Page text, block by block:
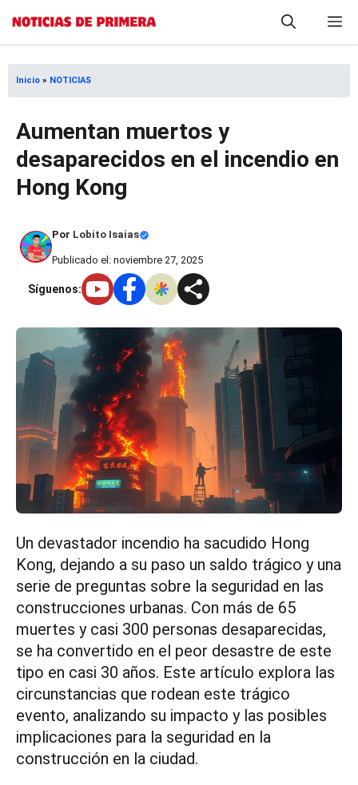
Saltar
contenido
Inicio » NOTICIAS
Aumentan muertos y
desaparecidos en el incendio en
Hong Kong
Por Lobito Isaias
Publicado el: noviembre 27, 2025
Síguenos:
Un devastador incendio ha sacudido Hong
Kong, dejando a su paso un saldo trágico y una
serie de preguntas sobre la seguridad en las
construcciones urbanas. Con más de 65
muertes y casi 300 personas desaparecidas,
se ha convertido en el peor desastre de este
tipo en casi 30 años. Este artículo explora las
circunstancias que rodean este trágico
evento, analizando su impacto y las posibles
implicaciones para la seguridad en la
construcción en la ciudad.